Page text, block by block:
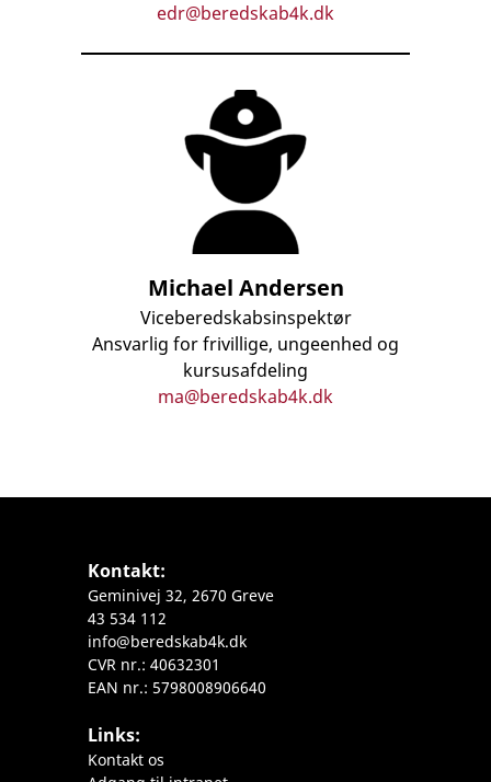
edr@beredskab4k.dk
Michael Andersen
Viceberedskabsinspektør
Ansvarlig for frivillige, ungeenhed og
kursusafdeling
ma@beredskab4k.dk
Kontakt:
Geminivej 32, 2670 Greve
43 534 112
info@beredskab4k.dk
CVR nr.: 40632301
EAN nr.: 5798008906640
Links:
Kontakt os